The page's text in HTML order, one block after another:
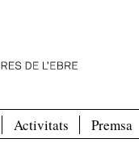
Activitats Premsa